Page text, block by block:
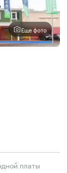
Еще фото
платы